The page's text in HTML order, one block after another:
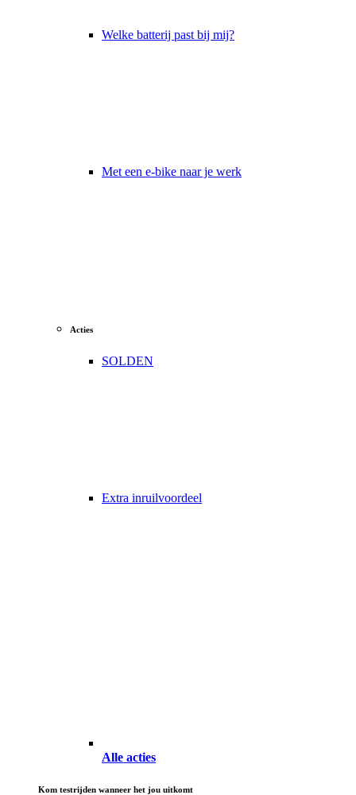
Welke batterij past bij mij?
Met een e-bike naar je werk
Acties
SOLDEN
Extra inruilvoordeel
Alle acties
Kom testrijden wanneer het jou uitkomt